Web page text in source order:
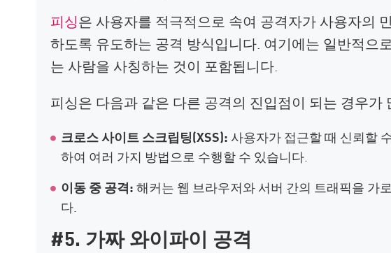
피싱은 사용자를 적극적으로 속여 공격자가 사용자의
하도록 유도하는 공격 방식입니다. 여기에는 일반적으
는 사람을 사칭하는 것이 포함됩니다.
피싱은 다음과 같은 다른 공격의 진입점이 되는 경우가
크로스 사이트 스크립팅(XSS): 사용자가 접근할 때 신뢰할
하여 여러 가지 방법으로 수행할 수 있습니다.
이동 중 공격:해커는 웹 브라우저와 서버 간의 트래픽을 가
다.
#5. 가짜 와이파이 공격